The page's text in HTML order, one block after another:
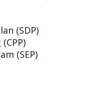
(SDP)
(SEP)